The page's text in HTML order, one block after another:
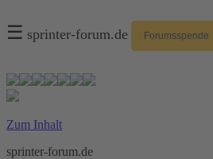
☰ sprinter-forum.de Forumsspende
Zum Inhalt
sprinter-forum.de